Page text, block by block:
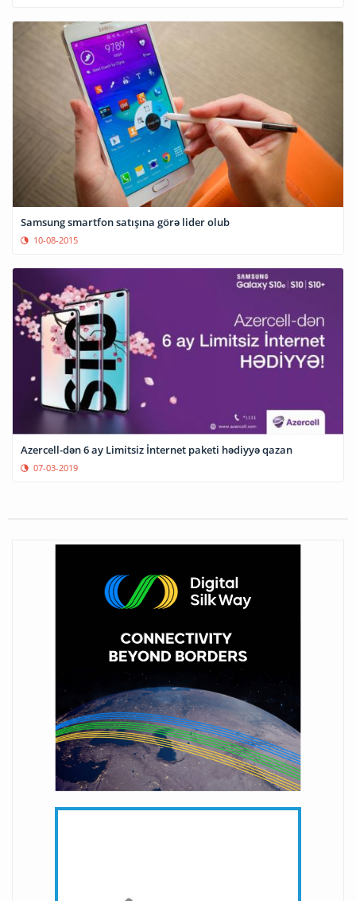
Samsung smartfon satışına görə lider olub
10-08-2015
Azercell-dən 6 ay Limitsiz İnternet paketi hədiyyə qazan
07-03-2019